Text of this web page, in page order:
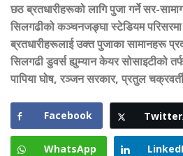
छठ ब्रतधारीहरूको लागि पुजा गर्ने सर-
सिलगढीको कञ्चनजङ्घा स्टेडियम
ब्रतधारीहरूलाई उक्त पुजाका सामानहरू
सिलगढी डुवर्स ह्युम्यान केयर सोसाइटीको
पापिया घोष, रञ्जन सरकार, प्रतुल
Facebook
WhatsApp